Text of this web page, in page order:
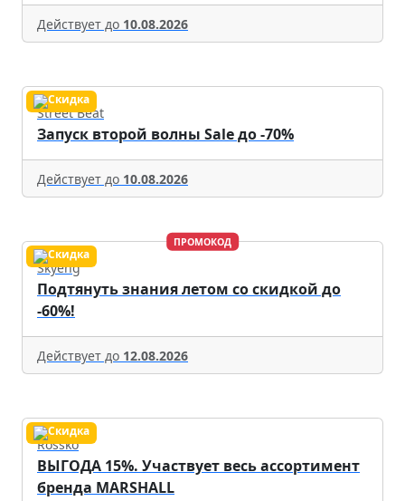
Действует до 10.08.2026
Street Beat
Запуск второй волны Sale до -70%
Действует до 10.08.2026
ПРОМОКОД
Skyeng
Подтянуть знания летом со скидкой до
-60%!
Действует до 12.08.2026
Rossko
ВЫГОДА 15%. Участвует весь ассортимент
бренда MARSHALL